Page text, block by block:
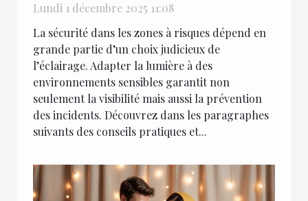
Lundi 1 décembre 2025 11:08
La sécurité dans les zones à risques dépend en
grande partie d’un choix judicieux de
l’éclairage. Adapter la lumière à des
environnements sensibles garantit non
seulement la visibilité mais aussi la prévention
des incidents. Découvrez dans les paragraphes
suivants des conseils pratiques et...